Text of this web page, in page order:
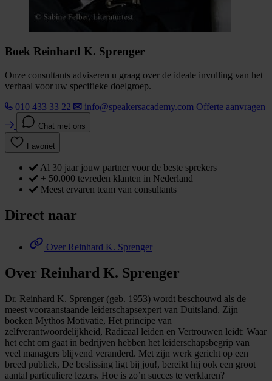
Boek Reinhard K. Sprenger
Onze consultants adviseren u graag over de ideale invulling van het
verhaal voor uw specifieke doelgroep.
010 433 33 22
info@speakersacademy.com Offerte aanvragen
Chat met ons
Favoriet
Al 30 jaar jouw partner voor de beste sprekers
+ 50.000 tevreden klanten in Nederland
Meest ervaren team van consultants
Direct naar
Over Reinhard K. Sprenger
Over Reinhard K. Sprenger
Dr. Reinhard K. Sprenger (geb. 1953) wordt beschouwd als de
meest vooraanstaande leiderschapsexpert van Duitsland. Zijn
boeken Mythos Motivatie, Het principe van
zelfverantwoordelijkheid, Radicaal leiden en Vertrouwen leidt: Waar
het echt om gaat in bedrijven hebben het leiderschapsbegrip van
veel managers blijvend veranderd. Met zijn werk gericht op een
breed publiek, De beslissing ligt bij jou!, bereikt hij ook een groot
aantal particuliere lezers. Hoe is zo’n succes te verklaren?